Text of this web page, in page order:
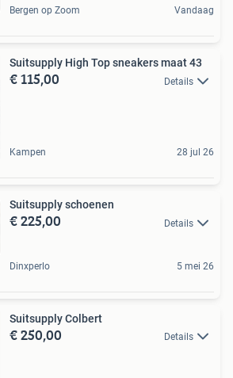
Bergen op Zoom Vandaag
Suitsupply High Top sneakers maat 43
€ 115,00 Details
Kampen 28 jul 26
Suitsupply schoenen
€ 225,00 Details
Dinxperlo 5 mei 26
Suitsupply Colbert
€ 250,00 Details